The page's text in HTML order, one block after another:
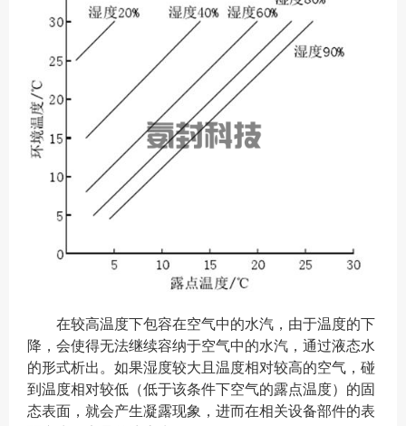
在较高温度下包容在空气中的水汽，由于温度的下
降，会使得无法继续容纳于空气中的水汽，通过液态水
的形式析出。如果湿度较大且温度相对较高的空气，碰
到温度相对较低（低于该条件下空气的露点温度）的固
态表面，就会产生凝露现象，进而在相关设备部件的表